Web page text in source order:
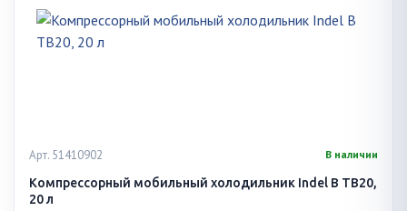
Арт. 51410902 В наличии
Компрессорный мобильный холодильник Indel B TB20,
20 л